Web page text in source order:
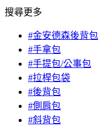
搜尋更多
#金安德森後背包
#手拿包
#手提包/公事包
#拉桿包袋
#後背包
#側肩包
#斜背包